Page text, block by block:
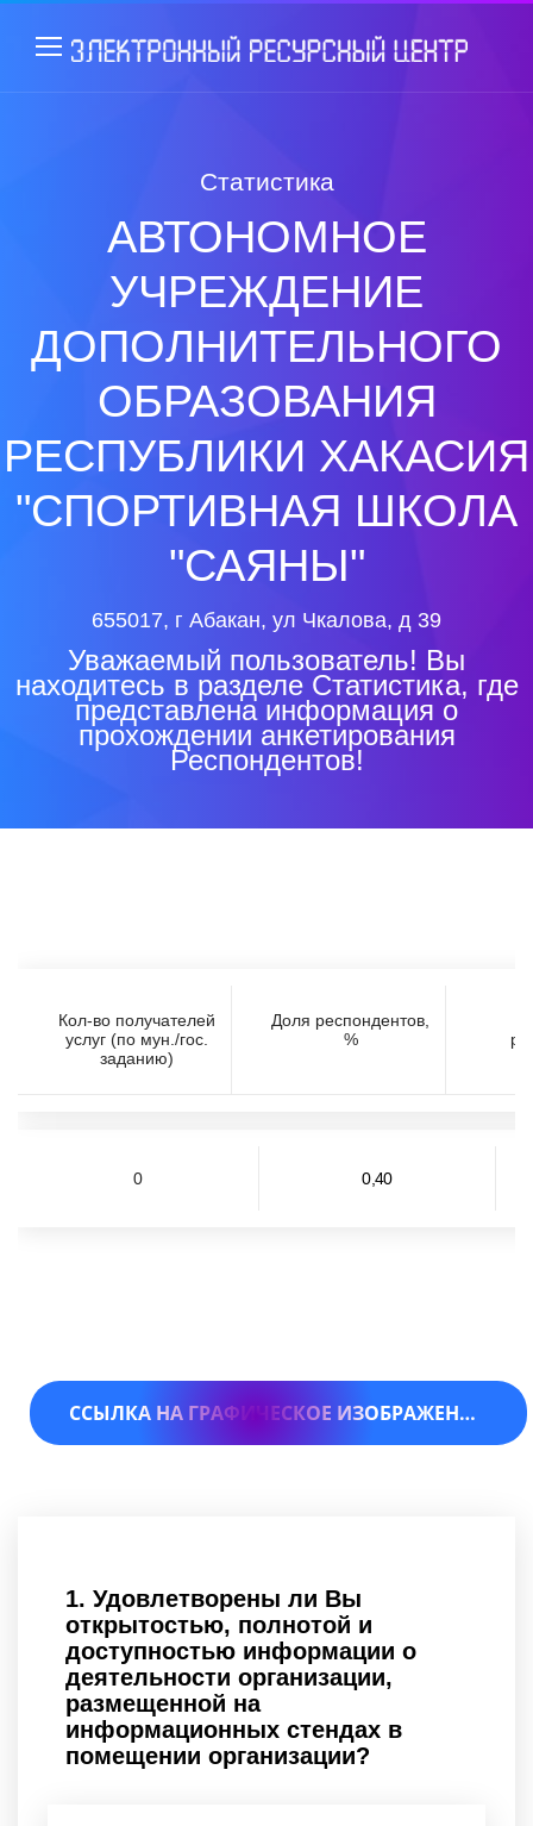
Статистика
АВТОНОМНОЕ
УЧРЕЖДЕНИЕ
ДОПОЛНИТЕЛЬНОГО
ОБРАЗОВАНИЯ
РЕСПУБЛИКИ ХАКАСИЯ
"СПОРТИВНАЯ ШКОЛА
"САЯНЫ"
655017, г Абакан, ул Чкалова, д 39
Уважаемый пользователь! Вы
находитесь в разделе Статистика, где
представлена информация о
прохождении анкетирования
Респондентов!
Кол-во получателей
услуг (по мун./гос.
заданию)
Доля респондентов,
%
0 0,40
ССЫЛКА НА ГРАФИЧЕСКОЕ ИЗОБРАЖЕНИЕ РЕЗУЛЬТАТОВ АНКЕТИРОВАНИЯ
1. Удовлетворены ли Вы
открытостью, полнотой и
доступностью информации о
деятельности организации,
размещенной на
информационных стендах в
помещении организации?